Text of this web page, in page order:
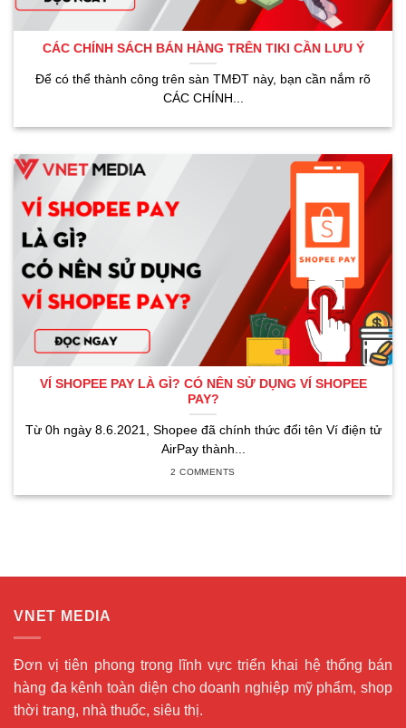
CÁC CHÍNH SÁCH BÁN HÀNG TRÊN TIKI CẦN LƯU Ý
Để có thể thành công trên sàn TMĐT này, bạn cần nắm rõ
CÁC CHÍNH...
VÍ SHOPEE PAY LÀ GÌ? CÓ NÊN SỬ DỤNG VÍ SHOPEE
PAY?
Từ 0h ngày 8.6.2021, Shopee đã chính thức đổi tên Ví điện tử
AirPay thành...
2 COMMENTS
VNET MEDIA
Đơn vị tiên phong trong lĩnh vực triển khai hệ thống bán
hàng đa kênh toàn diện cho doanh nghiệp mỹ phẩm, shop
thời trang, nhà thuốc, siêu thị.